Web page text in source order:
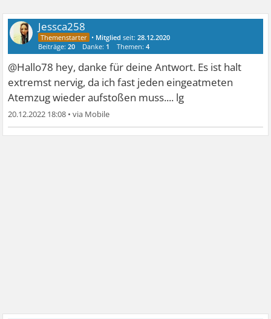
Jessca258
• Mitglied seit:28.12.2020
Beiträge:20 Danke: 1 Themen:4
@Hallo78 hey, danke für deine Antwort. Es ist halt
extremst nervig, da ich fast jeden eingeatmeten
Atemzug wieder aufstoßen muss.... lg
20.12.2022 18:08 •